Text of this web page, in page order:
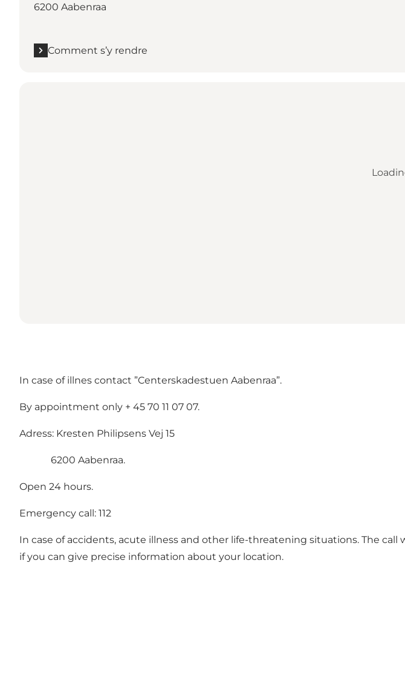
6200 Aabenraa
Comment s’y rendre
In case of illnes contact ”Centerskadestuen Aabenraa”.
By appointment only + 45 70 11 07 07.
Adress: Kresten Philipsens Vej 15
6200 Aabenraa.
Open 24 hours.
Emergency call: 112
In case of accidents, acute illness and other life-threatening situations. The
if you can give precise information about your location.